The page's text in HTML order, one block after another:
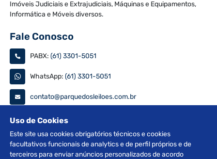
Imóveis Judiciais e Extrajudiciais, Máquinas e Equipamentos,
Informática e Móveis diversos.
Fale Conosco
PABX: (61) 3301-5051
WhatsApp: (61) 3301-5051
contato@parquedosleiloes.com.br
Consulte seu documento
PESQUISAR
Uso de Cookies
Este site usa cookies obrigatórios técnicos e cookies
facultativos funcionais de analytics e de perfil próprios e de
terceiros para enviar anúncios personalizados de acordo